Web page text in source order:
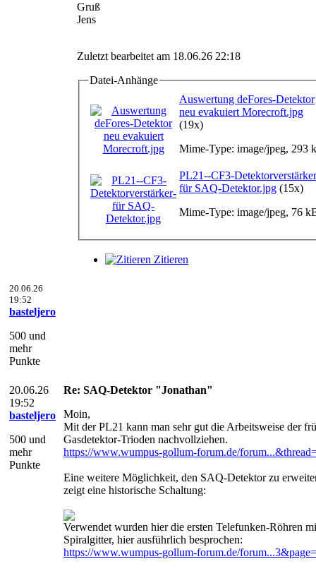
Gruß
Jens
Zuletzt bearbeitet am 18.06.26 22:18
Datei-Anhänge
Auswertung deFores-Detektor
neu evakuiert Morecroft.jpg
(19x)
Mime-Type: image/jpeg, 293
PL21--CF3-
für SAQ-Detektor.jpg (15x)
Mime-Type: image/jpeg, 76
Zitieren
20.06.26
19:52
basteljero
500 und
mehr
Punkte
20.06.26
19:52
basteljero
500 und
mehr
Punkte
Re: SAQ-Detektor "Jonathan"
Moin,
Mit der PL21 kann man sehr gut die Arbeitsweise der
Gasdetektor-Trioden nachvollziehen.
https://www.wumpus-gollum-forum.de/
Eine weitere Möglichkeit, den SAQ-Detektor zu
zeigt eine historische Schaltung:
Verwendet wurden hier die ersten Telefunken-Röhren
Spiralgitter, hier ausführlich besprochen:
https://www.wumpus-gollum-forum.de/